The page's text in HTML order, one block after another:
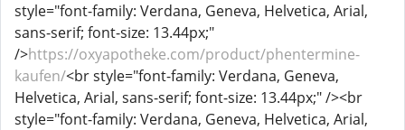
style="font-family: Verdana, Geneva, Helvetica, Arial,
sans-serif; font-size: 13.44px;"
/>https://oxyapotheke.com/product/phentermine-
kaufen/<br style="font-family: Verdana, Geneva,
Helvetica, Arial, sans-serif; font-size: 13.44px;" /><br
style="font-family: Verdana, Geneva, Helvetica, Arial,